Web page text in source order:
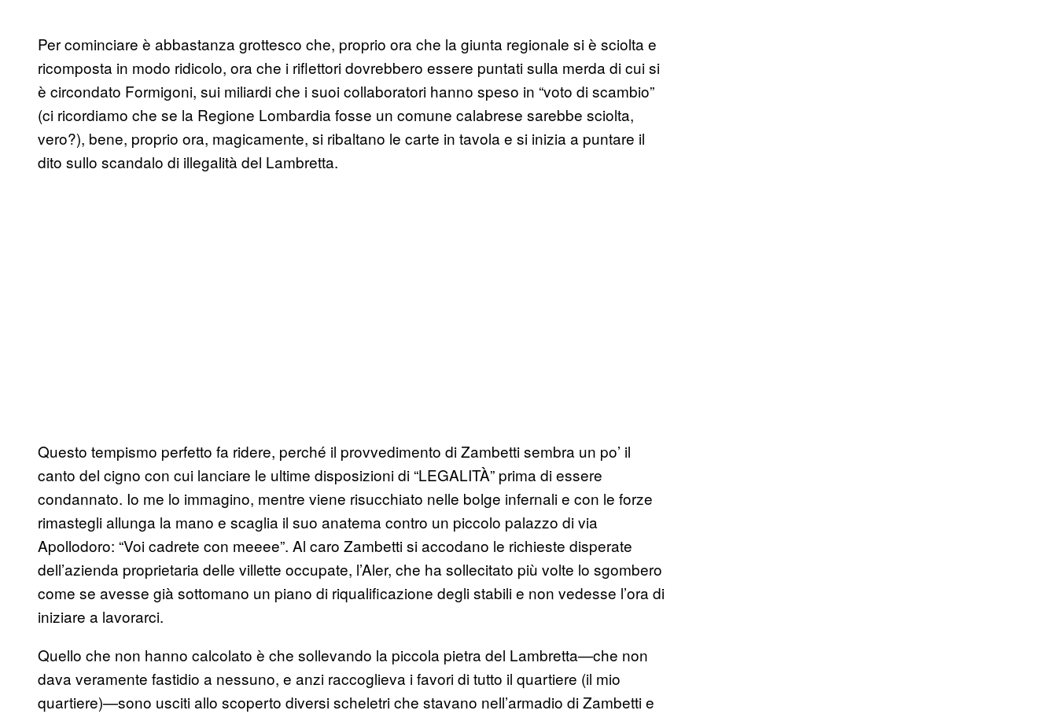
Per cominciare è abbastanza grottesco che, proprio ora che la giunta regionale si è sciolta e
ricomposta in modo ridicolo, ora che i riflettori dovrebbero essere puntati sulla merda di cui si
è circondato Formigoni, sui miliardi che i suoi collaboratori hanno speso in “voto di scambio”
(ci ricordiamo che se la Regione Lombardia fosse un comune calabrese sarebbe sciolta,
vero?), bene, proprio ora, magicamente, si ribaltano le carte in tavola e si inizia a puntare il
dito sullo scandalo di illegalità del Lambretta.
Questo tempismo perfetto fa ridere, perché il provvedimento di Zambetti sembra un po’ il
canto del cigno con cui lanciare le ultime disposizioni di “LEGALITÀ” prima di essere
condannato. Io me lo immagino, mentre viene risucchiato nelle bolge infernali e con le forze
rimastegli allunga la mano e scaglia il suo anatema contro un piccolo palazzo di via
Apollodoro: “Voi cadrete con meeee”. Al caro Zambetti si accodano le richieste disperate
dell’azienda proprietaria delle villette occupate, l’Aler, che ha sollecitato più volte lo sgombero
come se avesse già sottomano un piano di riqualificazione degli stabili e non vedesse l’ora di
iniziare a lavorarci.
Quello che non hanno calcolato è che sollevando la piccola pietra del Lambretta—che non
dava veramente fastidio a nessuno, e anzi raccoglieva i favori di tutto il quartiere (il mio
quartiere)—sono usciti allo scoperto diversi scheletri che stavano nell’armadio di Zambetti e